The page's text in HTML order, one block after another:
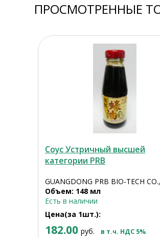
ПРОСМОТРЕННЫЕ
Соус Устричный высшей
категории PRB
GUANGDONG PRB BIO-TECH
Объем: 148 мл
Есть в наличии
Цена(за 1шт.):
182.00 руб. в т.ч. НДС 5%